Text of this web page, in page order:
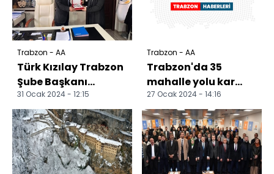
Trabzon - AA
Türk Kızılay Trabzon
Şube Başkanı
Yıldırım'dan,
Çaykara
Belediyesi'ne ziyar...
31 Ocak 2024 - 12:15
Trabzon - AA
Trabzon'da 35
mahalle yolu kar
nedeniyle ulaşıma
kapandı
27 Ocak 2024 - 14:16